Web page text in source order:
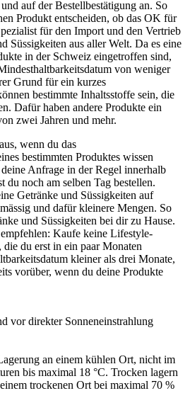
auf der Bestellbestätigung an. So
Produkt entscheiden, ob das OK für
für den Import und den Vertrieb
Süssigkeiten aus aller Welt. Da es eine
in der Schweiz eingetroffen sind,
von weniger
Grund für ein kurzes
bestimmte Inhaltsstoffe sein, die
Dafür haben andere Produkte ein
zwei Jahren und mehr.
wenn du das
bestimmten Produktes wissen
Anfrage in der Regel innerhalb
du noch am selben Tag bestellen.
Getränke und Süssigkeiten auf
und dafür kleinere Mengen. So
und Süssigkeiten bei dir zu Hause.
Kaufe keine Lifestyle-
du erst in ein paar Monaten
kleiner als drei Monate,
vorüber, wenn du deine Produkte
vor direkter Sonneneinstrahlung
an einem kühlen Ort, nicht im
bis maximal 18 °C. Trocken lagern
trockenen Ort bei maximal 70 %